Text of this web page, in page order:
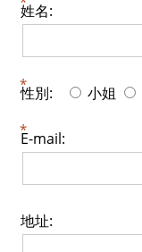
姓名:
性別: 小姐
E-mail:
地址: